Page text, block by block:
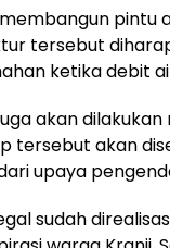
pintu
tersebut
ketika debit
akan
tersebut akan
upaya
sudah